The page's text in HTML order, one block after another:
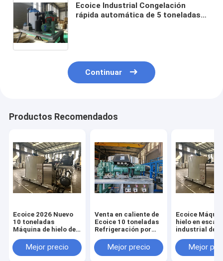
Ecoice Industrial Congelación
rápida automática de 5 toneladas
Continuar
Productos Recomendados
Ecoice 2026 Nuevo
10 toneladas
Máquina de hielo de
eficiencia
Fabricante Máquina
Mejor precio
Venta en caliente de
Ecoice 10 toneladas
Refrigeración por
de hielo en flocos
Pesca industrial
Mejor precio
Ecoice
hielo en
industrial de
fiabilidad,
útil, planta de
Mejor